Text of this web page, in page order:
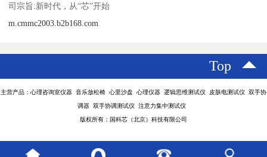
司宗旨:新时代，从“芯”开始
m.cmmc2003.b2b168.com
Top
主营产品：心理咨询室仪器 音乐放松椅 心里沙盘 心理仪器 逻辑思维测试仪 皮肤电测试仪 双手协
调器 双手协调测试仪 注意力集中测试仪
版权所有：国科芯（北京）科技有限公司